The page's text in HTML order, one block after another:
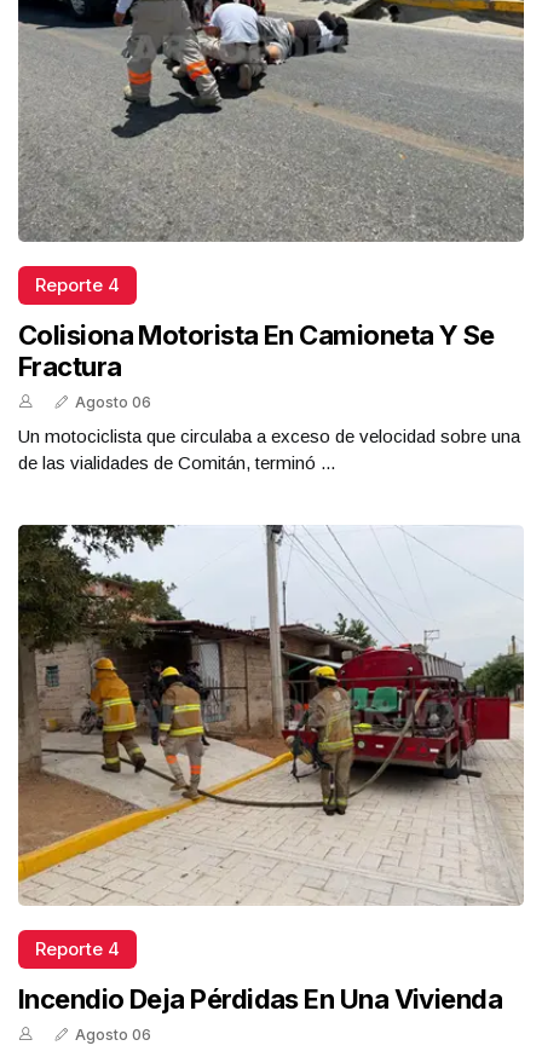
Reporte 4
Colisiona Motorista En Camioneta Y Se
Fractura
Agosto 06
Un motociclista que circulaba a exceso de velocidad sobre una
de las vialidades de Comitán, terminó ...
Reporte 4
Incendio Deja Pérdidas En Una Vivienda
Agosto 06